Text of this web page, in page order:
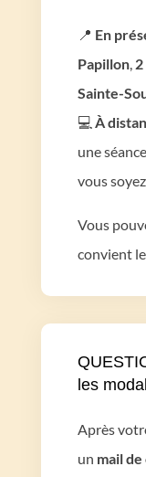
📍 En
Papillon,
Sainte-
💻 À
une
vous
Vous
convient
les
Après
un mail